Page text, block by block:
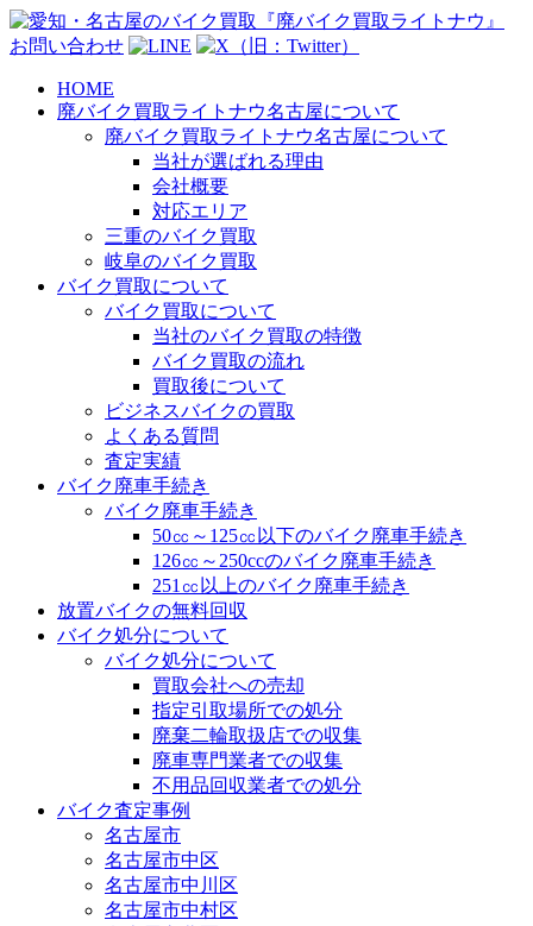
お問い合わせ
HOME
廃バイク買取ライトナウ名古屋について
廃バイク買取ライトナウ名古屋について
当社が選ばれる理由
会社概要
対応エリア
三重のバイク買取
岐阜のバイク買取
バイク買取について
バイク買取について
当社のバイク買取の特徴
バイク買取の流れ
買取後について
ビジネスバイクの買取
よくある質問
査定実績
バイク廃車手続き
バイク廃車手続き
50㏄～125㏄以下のバイク廃車手続き
126㏄～250ccのバイク廃車手続き
251㏄以上のバイク廃車手続き
放置バイクの無料回収
バイク処分について
バイク処分について
買取会社への売却
指定引取場所での処分
廃棄二輪取扱店での収集
廃車専門業者での収集
不用品回収業者での処分
バイク査定事例
名古屋市
名古屋市中区
名古屋市中川区
名古屋市中村区